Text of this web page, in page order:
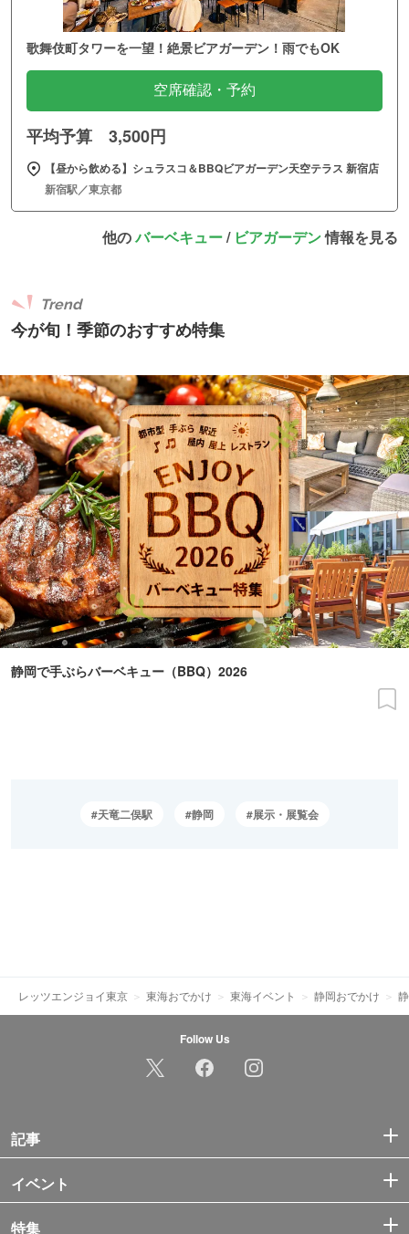
歌舞伎町タワーを一望！絶景ビアガーデン！雨でもOK
空席確認・予約
平均予算 3,500円
【昼から飲める】シュラスコ＆BBQビアガーデン天空テラス 新宿店
新宿駅／東京都
他のバーベキュー/ ビアガーデン情報を見る
今が旬！季節のおすすめ特集
Trend
静岡で手ぶらバーベキュー（BBQ）2026
天竜二俣駅 静岡 展示・展覧会
レッツエンジョイ東京 東海おでかけ 東海イベント 静岡おでかけ
Follow Us
記事
イベント
特集